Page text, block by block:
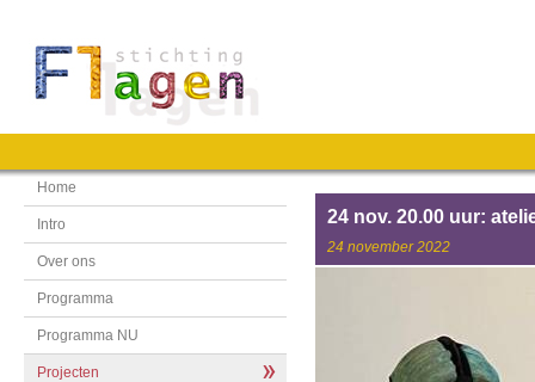
Home
Intro
Over ons
Programma
Programma NU
Projecten
24 nov. 20.00 uur:
24 november 2022